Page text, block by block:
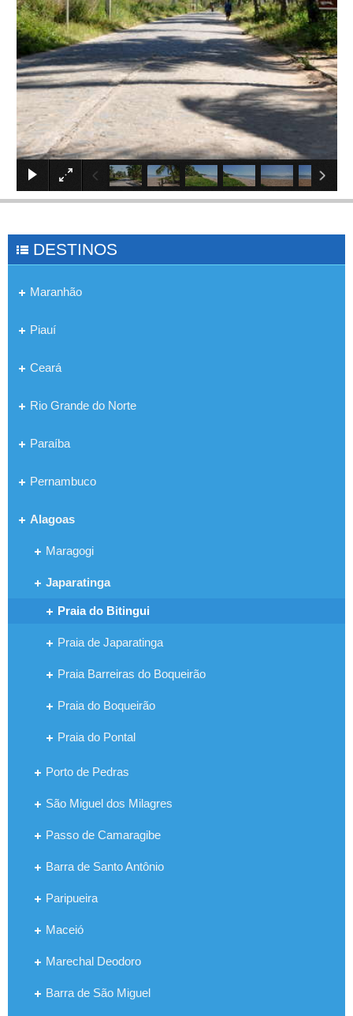
×
DESTINOS
Maranhão
Piauí
Ceará
Rio Grande do Norte
Paraíba
Pernambuco
Alagoas
Maragogi
Japaratinga
Praia do Bitingui
Praia de Japaratinga
Praia Barreiras do Boqueirão
Praia do Boqueirão
Praia do Pontal
Porto de Pedras
São Miguel dos Milagres
Passo de Camaragibe
Barra de Santo Antônio
Paripueira
Maceió
Marechal Deodoro
Barra de São Miguel